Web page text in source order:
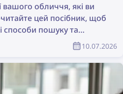
вашого обличчя, які ви
цей посібник, щоб
способи пошуку та
онлайн!
10.07.2026